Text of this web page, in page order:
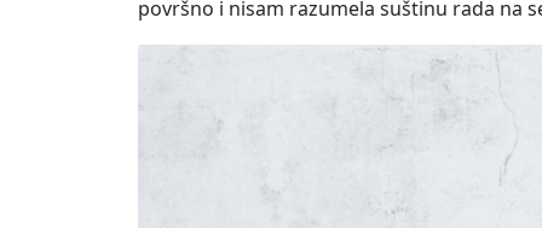
površno i nisam razumela suštinu rada na